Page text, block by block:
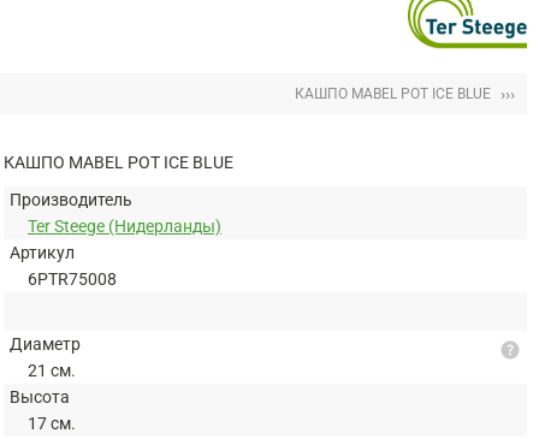
КАШПО MABEL POT ICE BLUE ›››
КАШПО MABEL POT ICE BLUE
Производитель
Ter Steege (Нидерланды)
Артикул
6PTR75008
Диаметр
21 см.
Высота
17 см.
help